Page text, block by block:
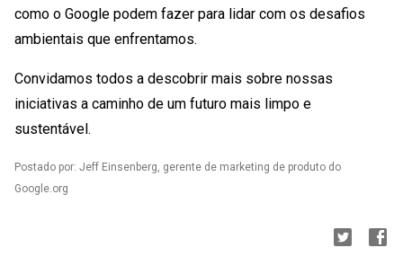
como o Google podem fazer para lidar com os desafios
ambientais que enfrentamos.
Convidamos todos a descobrir mais sobre nossas
iniciativas a caminho de um futuro mais limpo e
sustentável.
Postado por: Jeff Einsenberg, gerente de marketing de produto do
Google.org